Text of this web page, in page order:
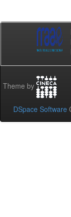
Theme by
DSpace Software